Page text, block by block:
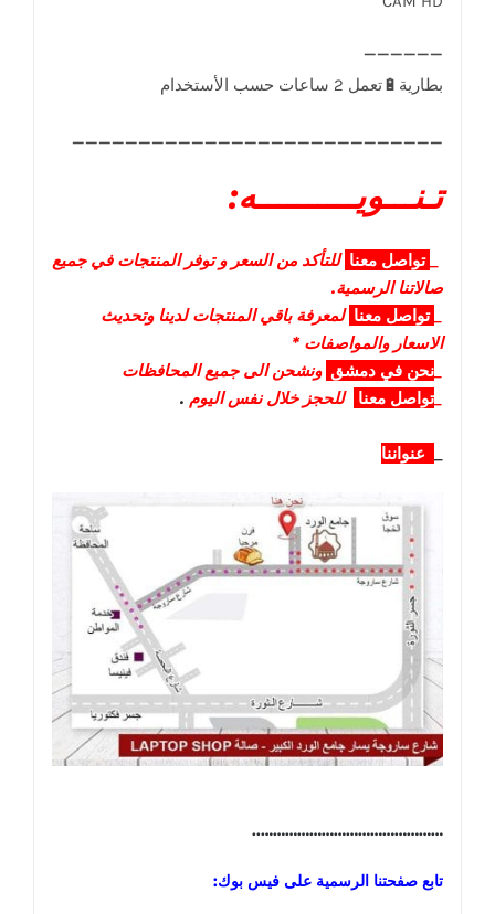
____________________________
تـنـــويــــــــــه:
تواصل معنا للتأكد من السعر و توفر المنتجات في جميع
صالاتنا الرسمية.
تواصل معنا لمعرفة باقي المنتجات لدينا وتحديث
الاسعار والمواصفات *
نحن في دمشق ونشحن الى جميع المحافظات
تواصل معنا للحجز خلال نفس اليوم .
عنواننا
………………………………………..
تابع صفحتنا الرسمية على فيس بوك: